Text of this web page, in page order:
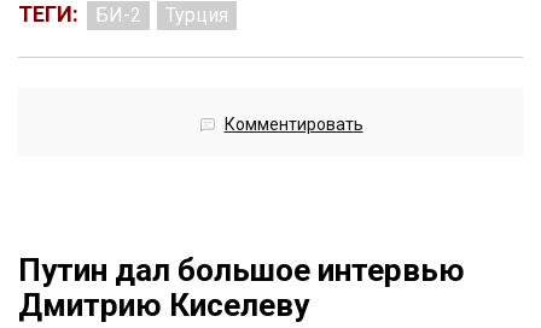
ТЕГИ: БИ-2 Турция
Комментировать
Путин дал большое интервью
Дмитрию Киселеву